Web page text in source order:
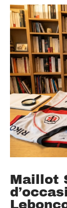
Maillot